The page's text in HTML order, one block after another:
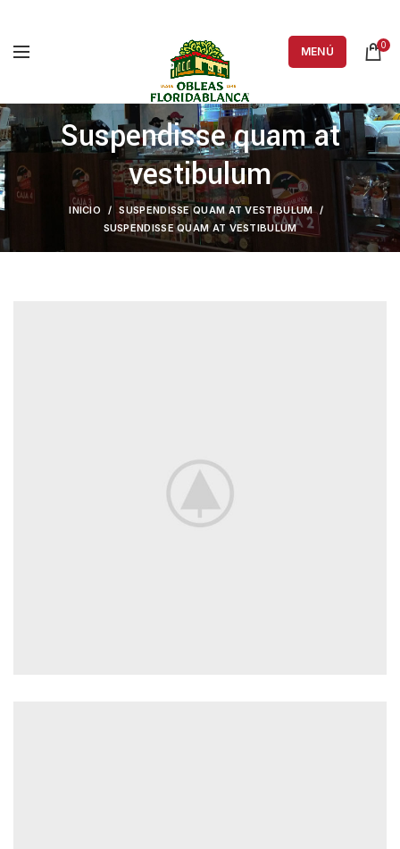
MENÚ 0
Suspendisse quam at
vestibulum
INICIO
SUSPENDISSE QUAM AT VESTIBULUM
SUSPENDISSE QUAM AT VESTIBULUM